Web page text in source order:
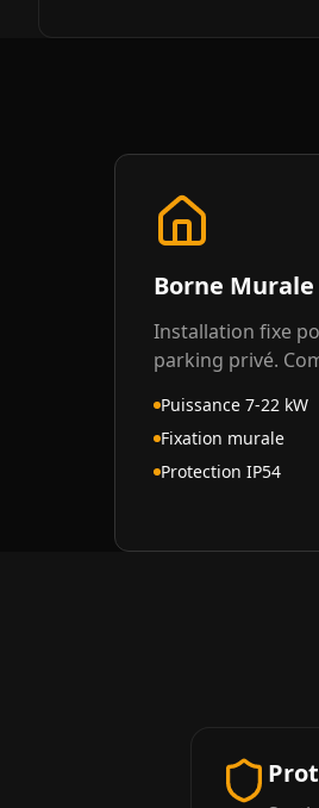
Borne Murale
Installation fixe
parking privé.
Puissance 7-22 kW
Fixation murale
Protection IP54